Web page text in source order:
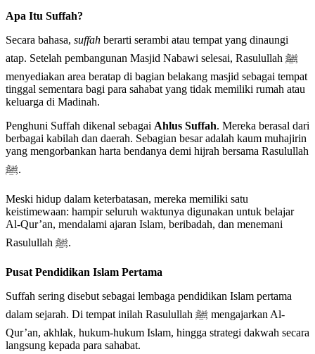
Apa Itu Suffah?
Secara bahasa, suffah berarti serambi atau tempat yang dinaungi
atap. Setelah pembangunan Masjid Nabawi selesai, Rasulullah ﷺ
menyediakan area beratap di bagian belakang masjid sebagai tempat
tinggal sementara bagi para sahabat yang tidak memiliki rumah atau
keluarga di Madinah.
Penghuni Suffah dikenal sebagai Ahlus Suffah. Mereka berasal dari
berbagai kabilah dan daerah. Sebagian besar adalah kaum muhajirin
yang mengorbankan harta bendanya demi hijrah bersama Rasulullah
ﷺ.
Meski hidup dalam keterbatasan, mereka memiliki satu
keistimewaan: hampir seluruh waktunya digunakan untuk belajar
Al-Qur’an, mendalami ajaran Islam, beribadah, dan menemani
Rasulullah ﷺ.
Pusat Pendidikan Islam Pertama
Suffah sering disebut sebagai lembaga pendidikan Islam pertama
dalam sejarah. Di tempat inilah Rasulullah ﷺ mengajarkan Al-
Qur’an, akhlak, hukum-hukum Islam, hingga strategi dakwah secara
langsung kepada para sahabat.